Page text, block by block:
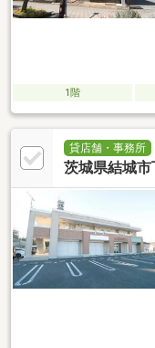
1階
貸店舗・事務所
茨城県結城